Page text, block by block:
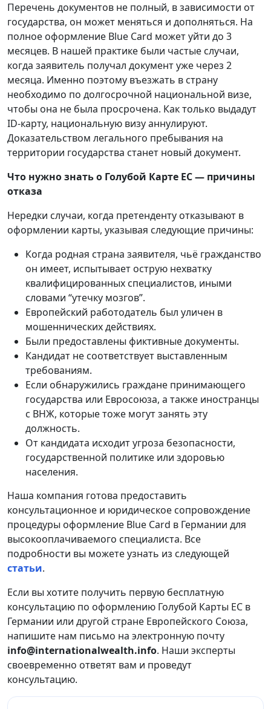
Перечень документов не полный, в зависимости от
государства, он может меняться и дополняться. На
полное оформление Blue Card может уйти до 3
месяцев. В нашей практике были частые случаи,
когда заявитель получал документ уже через 2
месяца. Именно поэтому въезжать в страну
необходимо по долгосрочной национальной визе,
чтобы она не была просрочена. Как только выдадут
ID-карту, национальную визу аннулируют.
Доказательством легального пребывания на
территории государства станет новый документ.
Что нужно знать о Голубой Карте ЕС — причины
отказа
Нередки случаи, когда претенденту отказывают в
оформлении карты, указывая следующие причины:
Когда родная страна заявителя, чьё гражданство
он имеет, испытывает острую нехватку
квалифицированных специалистов, иными
словами “утечку мозгов”.
Европейский работодатель был уличен в
мошеннических действиях.
Были предоставлены фиктивные документы.
Кандидат не соответствует выставленным
требованиям.
Если обнаружились граждане принимающего
государства или Евросоюза, а также иностранцы
с ВНЖ, которые тоже могут занять эту
должность.
От кандидата исходит угроза безопасности,
государственной политике или здоровью
населения.
Наша компания готова предоставить
консультационное и юридическое сопровождение
процедуры оформление Blue Card в Германии для
высокооплачиваемого специалиста. Все
подробности вы можете узнать из следующей
статьи.
Если вы хотите получить первую бесплатную
консультацию по оформлению Голубой Карты ЕС в
Германии или другой стране Европейского Союза,
напишите нам письмо на электронную почту
info@internationalwealth.info. Наши эксперты
своевременно ответят вам и проведут
консультацию.